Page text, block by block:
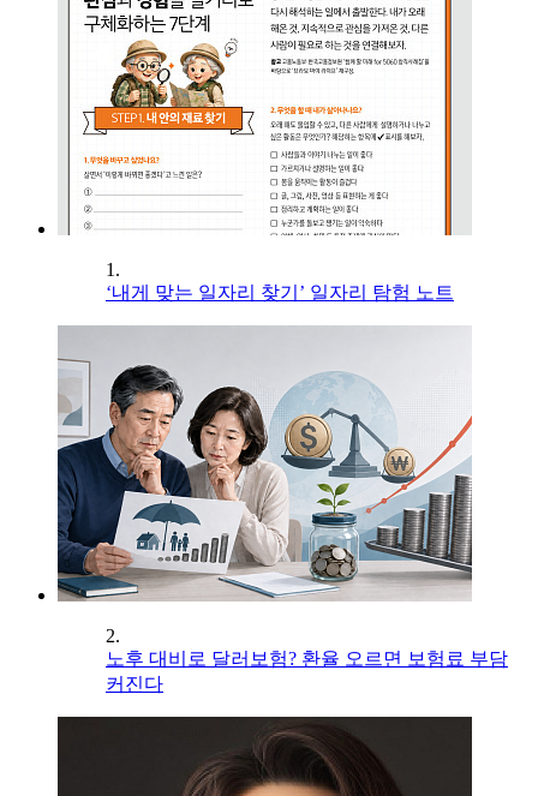
1.
‘내게 맞는 일자리 찾기’ 일자리 탐험 노트
2.
노후 대비로 달러보험? 환율 오르면 보험료 부담
커진다